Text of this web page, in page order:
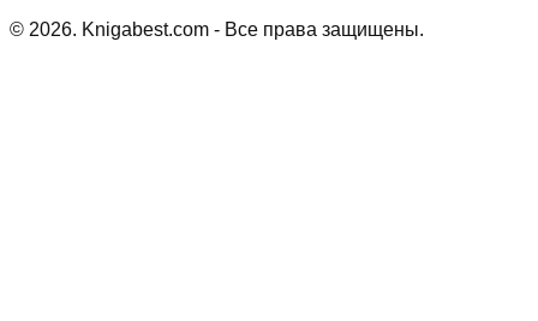
© 2026. Knigabest.com - Все права защищены.